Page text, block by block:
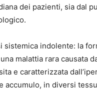
dei pazienti, sia dal
sistemica indolente: la
malattia rara causata
e caratterizzata
accumulo, in diversi